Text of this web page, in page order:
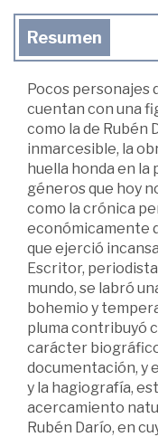
Resumen
Pocos personajes
cuentan con una
como la de Rubén
inmarcesible, la
huella honda en
géneros que hoy
como la crónica
económicamente
que ejerció
Escritor,
mundo, se labró
bohemio y
pluma contribuyó
carácter
documentación, y
y la hagiografía,
acercamiento
Rubén Darío, en